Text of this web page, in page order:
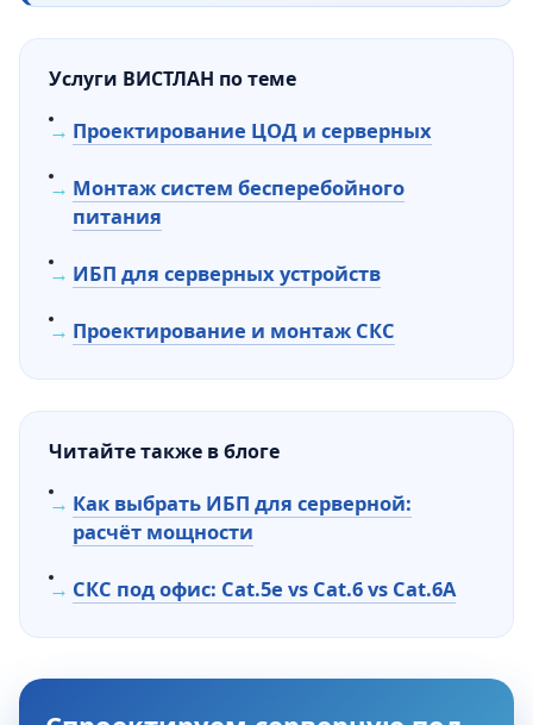
Услуги ВИСТЛАН по теме
Проектирование ЦОД и серверных
Монтаж систем бесперебойного
питания
ИБП для серверных устройств
Проектирование и монтаж СКС
Читайте также в блоге
Как выбрать ИБП для серверной:
расчёт мощности
СКС под офис: Cat.5e vs Cat.6 vs Cat.6A